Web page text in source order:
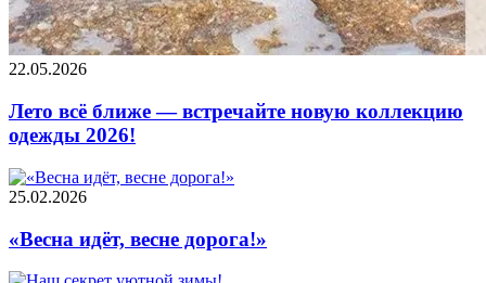
22.05.2026
Лето всё ближе — встречайте новую коллекцию
одежды 2026!
25.02.2026
«Весна идёт, весне дорога!»